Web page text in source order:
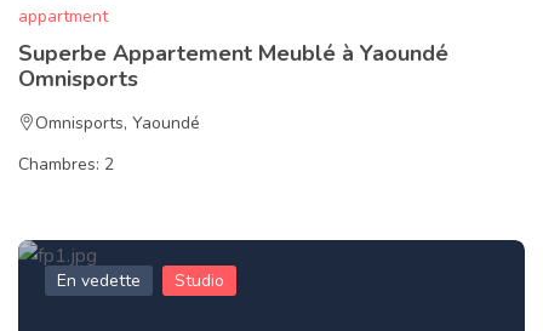
appartment
Superbe Appartement Meublé à Yaoundé
Omnisports
Omnisports, Yaoundé
Chambres: 2
En vedette Studio